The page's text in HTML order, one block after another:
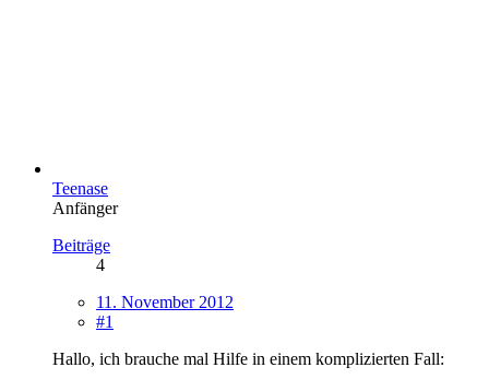
Teenase
Anfänger
Beiträge
4
11. November 2012
#1
Hallo, ich brauche mal Hilfe in einem komplizierten Fall: